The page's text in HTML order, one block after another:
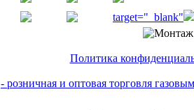
target="_blank"
Политика
- розничная и оптовая торговля